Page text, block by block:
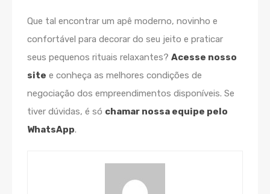
Que tal encontrar um apê moderno, novinho e
confortável para decorar do seu jeito e praticar
seus pequenos rituais relaxantes? Acesse nosso
site e conheça as melhores condições de
negociação dos empreendimentos disponíveis. Se
tiver dúvidas, é só chamar nossa equipe pelo
WhatsApp.